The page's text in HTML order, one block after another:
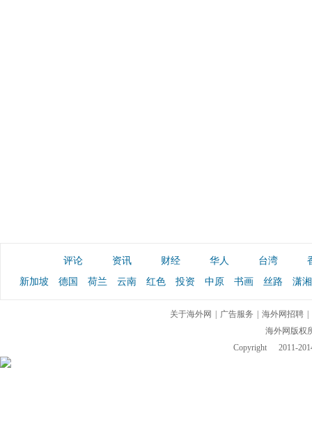
评论 资讯 财经 华人 台湾
新加坡
德国 荷兰 云南 红色 投资 中原 书画 丝路 潇湘
关于海外网 广告服务 海外网招聘
海外网版权
Copyright
2011-